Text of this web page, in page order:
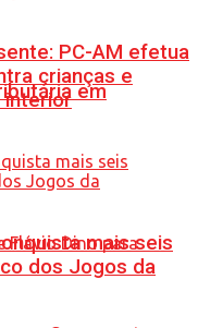
em
PC-AM efetua
crianças e
interior
mais seis
dos Jogos da